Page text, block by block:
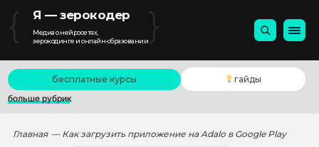
{ Я — зерокодер
Медиа о нейросетях,
зерокодинге и онлайн-образовании}
бесплатные курсы
гайды
больше рубрик
Главная — Как загрузить приложение на Adalo в Google Play